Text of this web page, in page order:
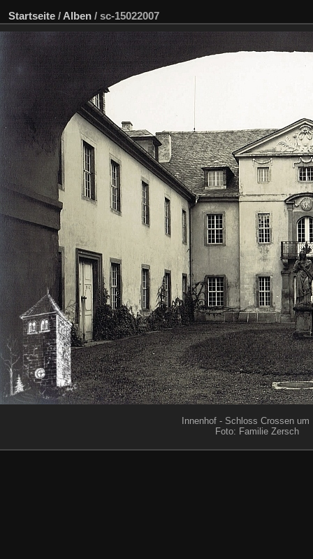
Startseite / Alben / sc-15022007
Innenhof - Schloss Crossen um
Foto: Familie Zersch